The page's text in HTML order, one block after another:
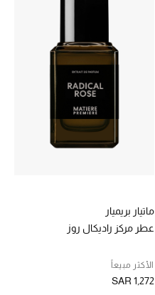
ماتيار بريميار
عطر مركز راديكال روز
الأكثر مبيعاً
SAR 1,272